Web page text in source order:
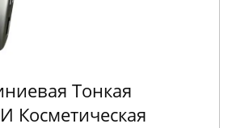
Тонкая
Косметическая